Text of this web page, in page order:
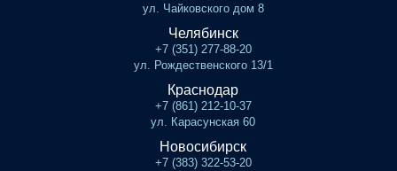
ул. Чайковского дом 8
Челябинск
+7 (351) 277-88-20
ул. Рождественского 13/1
Краснодар
+7 (861) 212-10-37
ул. Карасунская 60
Новосибирск
+7 (383) 322-53-20